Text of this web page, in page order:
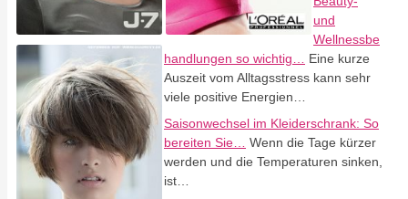
und
Wellnessbe
handlungen so wichtig…
Eine kurze
Auszeit vom Alltagsstress kann sehr
viele positive Energien…
Saisonwechsel im Kleiderschrank: So
bereiten Sie…
Wenn die Tage kürzer
werden und die Temperaturen sinken,
ist…